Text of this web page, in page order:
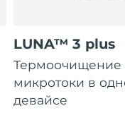
LUNA™ 3 plus
Термоочищение
микротоки в
девайсе